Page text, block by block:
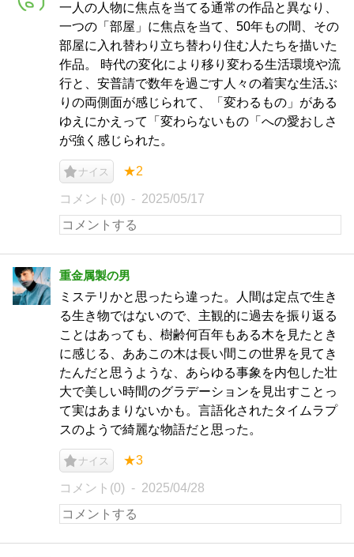
一人の人物に焦点を当てる通常の作品と異なり、
一つの「部屋」に焦点を当て、50年もの間、その
部屋に入れ替わり立ち替わり住む人たちを描いた
作品。 時代の変化により移り変わる生活環境や流
行と、安普請で数年を過ごす人々の着実な生活ぶ
りの両側面が感じられて、「変わるもの」がある
ゆえにかえって「変わらないもの「への愛おしさ
が強く感じられた。
ナイス ★2
コメント(0) 2025/05/17
重金属製の男
ミステリかと思ったら違った。人間は定点で生き
る生き物ではないので、主観的に過去を振り返る
ことはあっても、樹齢何百年もある木を見たとき
に感じる、ああこの木は長い間この世界を見てき
たんだと思うような、あらゆる事象を内包した壮
大で美しい時間のグラデーションを見出すことっ
て実はあまりないかも。言語化されたタイムラプ
スのようで綺麗な物語だと思った。
ナイス ★3
コメント(0) 2025/04/28